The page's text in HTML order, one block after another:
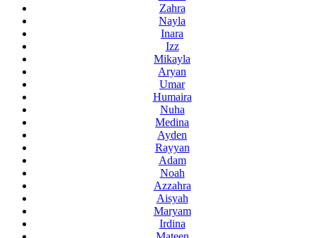
Zahra
Nayla
Inara
Izz
Mikayla
Aryan
Umar
Humaira
Nuha
Medina
Ayden
Rayyan
Adam
Noah
Azzahra
Aisyah
Maryam
Irdina